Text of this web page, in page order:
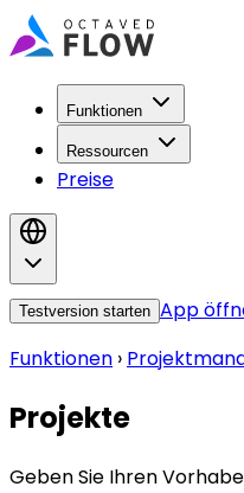
Funktionen
Ressourcen
Preise
Testversion starten App
Funktionen ›
Projekte
Geben Sie Ihren